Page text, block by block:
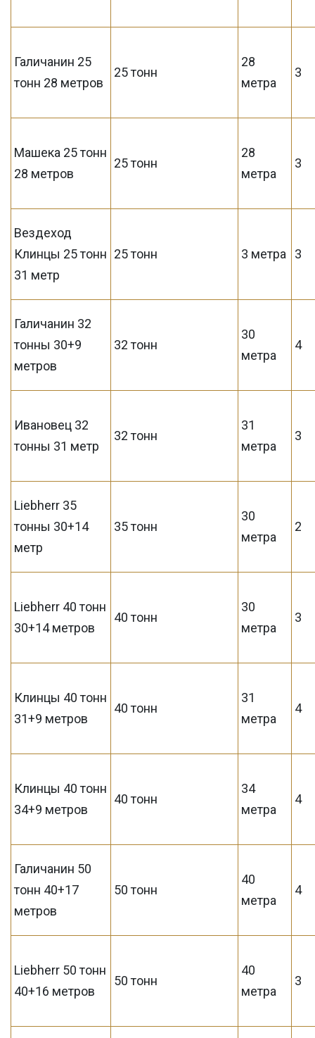
Галичанин 25
тонн 28 метров
25 тонн
28
метра
3
Машека 25 тонн
28 метров
25 тонн
28
метра
3
Вездеход
Клинцы 25 тонн
31 метр
25 тонн 3 метра 3
Галичанин 32
тонны 30+9
метров
32 тонн
30
метра
4
Ивановец 32
тонны 31 метр
32 тонн
31
метра
3
Liebherr 35
тонны 30+14
метр
35 тонн
30
метра
2
Liebherr 40 тонн
30+14 метров
40 тонн
30
метра
3
Клинцы 40 тонн
31+9 метров
40 тонн
31
метра
4
Клинцы 40 тонн
34+9 метров
40 тонн
34
метра
4
Галичанин 50
тонн 40+17
метров
50 тонн
40
метра
4
Liebherr 50 тонн
40+16 метров
50 тонн
40
метра
3